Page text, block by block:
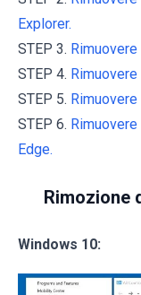
Explorer.
STEP 3.
STEP 4.
STEP 5.
STEP 6.
Edge.
Rimozione
Windows 10: